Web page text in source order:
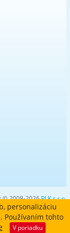
© 2008-2026PLK s.r.o.
personalizáciu
Používaním tohto
V poriadku